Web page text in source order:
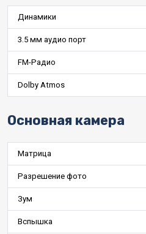
Динамики
3.5 мм аудио порт
FM-Радио
Dolby Atmos
Основная камера
Матрица
Разрешение фото
Зум
Вспышка